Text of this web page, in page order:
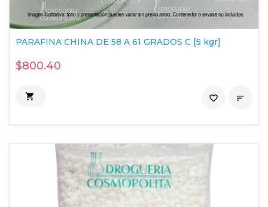
PARAFINA CHINA DE 58 A 61 GRADOS C [5 kgr]
$800.40
 
favorite_border